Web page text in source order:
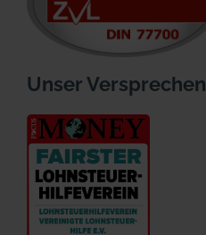
Unser Versprechen